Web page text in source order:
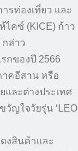
รท่องเที่ยว และ
ไคซ์ (KICE) ก้าว
ล่าว
กของปี 2566
าคอีสาน หรือ
และต่างประเทศ
ญใจวัยรุ่น ‘LEO
งสินค้าและ